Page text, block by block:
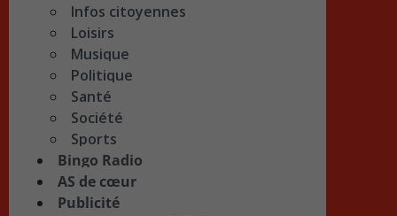
Infos citoyennes
Loisirs
Musique
Politique
Santé
Société
Sports
Bingo Radio
AS de cœur
Publicité